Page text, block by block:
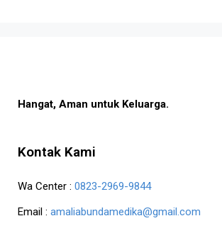
Hangat, Aman untuk Keluarga.
Kontak Kami
Wa Center : 0823-2969-9844
Email : amaliabundamedika@gmail.com